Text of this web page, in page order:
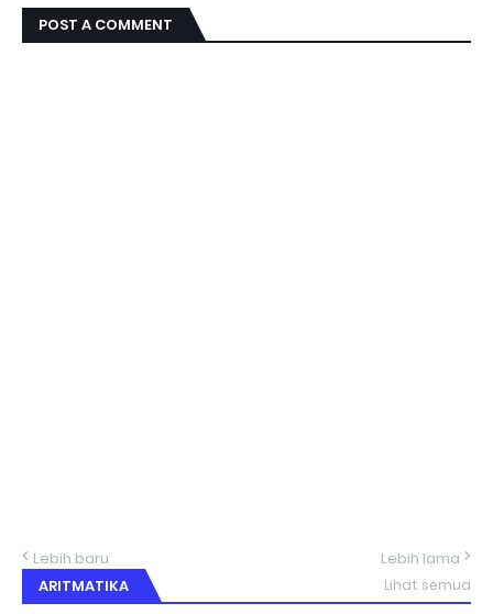
POST A COMMENT
Lebih baru
Lebih lama
ARITMATIKA
Lihat semua